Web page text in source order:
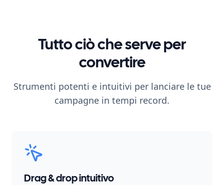
Tutto ciò che serve per
convertire
Strumenti potenti e intuitivi per lanciare le tue
campagne in tempi record.
Drag & drop intuitivo